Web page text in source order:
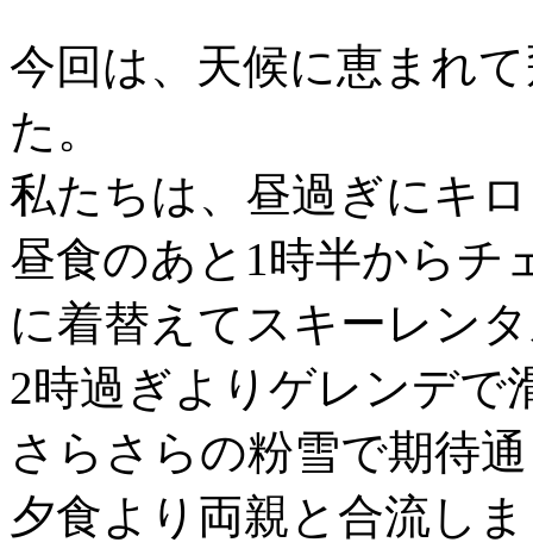
今回は、天候に恵まれ
た。
私たちは、昼過ぎにキ
昼食のあと1時半からチ
に着替えてスキーレン
2時過ぎよりゲレンデで
さらさらの粉雪で期待
夕食より両親と合流し